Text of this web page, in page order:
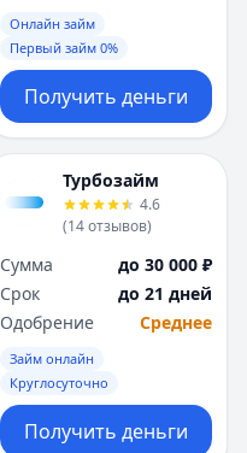
Онлайн займ
Первый займ 0%
Получить деньги
Турбозайм
4.6
(14отзывов)
Сумма
до 30 000 ₽
Срок
до 21 дней
Одобрение
Среднее
Займ онлайн
Круглосуточно
Получить деньги